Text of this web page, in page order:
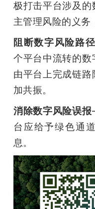
极打击平台涉及
主管理风险的义务
阻断数字风险路径
个平台中流转的
由平台上完成链
加共振。
消除数字风险误报
台应给予绿色通
息。